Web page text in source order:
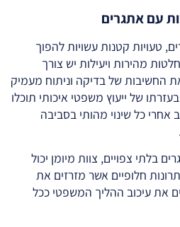
עם אתגרים
טעויות קטנות עשויות להפוך
מהירות ויעילות יש צורך
החשיבות של בדיקה וניתוח מעמיק
של ייעוץ משפטי איכותי תוכלו
אחרי כל שינוי מהותי בסביבה
בלתי צפויים, צוות מיומן יכול
חלופיים אשר מזרזים את
את עיכוב ההליך המשפטי ככל